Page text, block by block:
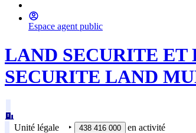
Espace agent public
LAND SECURITE
SECURITE LAND
Unité légale ‣ 438 416 000
en activité